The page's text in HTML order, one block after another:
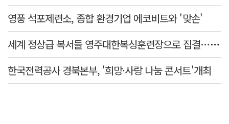
영풍 석포제련소, 종합 환경기업 에코비트와 '맞손'
세계 정상급 복서들 영주대한복싱훈련장으로 집결…국제 복싱 전지훈련 메카로 도약
한국전력공사 경북본부, '희망·사랑 나눔 콘서트'개최